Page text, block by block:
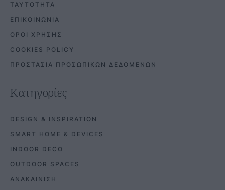
ΤΑΥΤΟΤΗΤΑ
ΕΠΙΚΟΙΝΩΝΙΑ
ΟΡΟΙ ΧΡΗΣΗΣ
COOKIES POLICY
ΠΡΟΣΤΑΣΙΑ ΠΡΟΣΩΠΙΚΩΝ ΔΕΔΟΜΕΝΩΝ
Κατηγορίες
DESIGN & INSPIRATION
SMART HOME & DEVICES
INDOOR DECO
OUTDOOR SPACES
ΑΝΑΚΑΙΝΙΣΗ